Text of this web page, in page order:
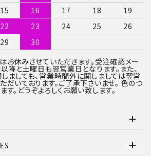
15 16 17 18
19
22 23 24 25
26
29
30
お休みさせていただきます。受注確認メー
降と土曜日も翌営業日となります。また、
ましても、営業時間外に関しましては翌営
だいております。ご了承下さいませ。 色のつ
。どうぞよろしくお願い致します。